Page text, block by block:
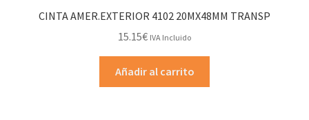
CINTA AMER.EXTERIOR 4102 20MX48MM TRANSP
15.15€ IVA Incluido
Añadir al carrito